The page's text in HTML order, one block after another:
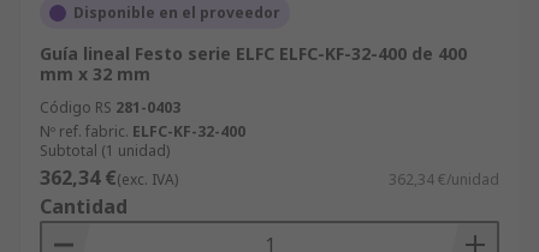
Disponible en el proveedor
Guía lineal Festo serie ELFC ELFC-KF-32-400 de 400
mm x 32 mm
Código RS 281-0403
Nº ref. fabric. ELFC-KF-32-400
Subtotal (1 unidad)
362,34 €(exc. IVA) 362,34 €/unidad
Cantidad